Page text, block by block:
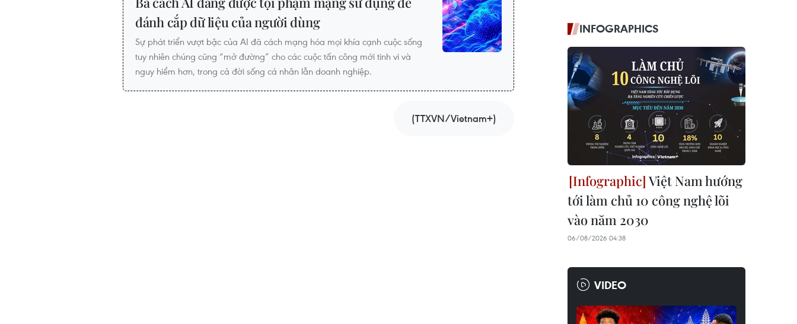
đánh cắp dữ liệu của người dùng
Sự phát triển vượt bậc của AI đã cách mạng hóa mọi khía cạnh cuộc sống
tuy nhiên chúng cũng “mở đường” cho các cuộc tấn công mới tinh vi và
nguy hiểm hơn, trong cả đời sống cá nhân lẫn doanh nghiệp.
(TTXVN/Vietnam+)
INFOGRAPHICS
Việt Nam hướng
tới làm chủ 10 công nghệ lõi
vào năm 2030
06/08/2026 04:38
VIDEO